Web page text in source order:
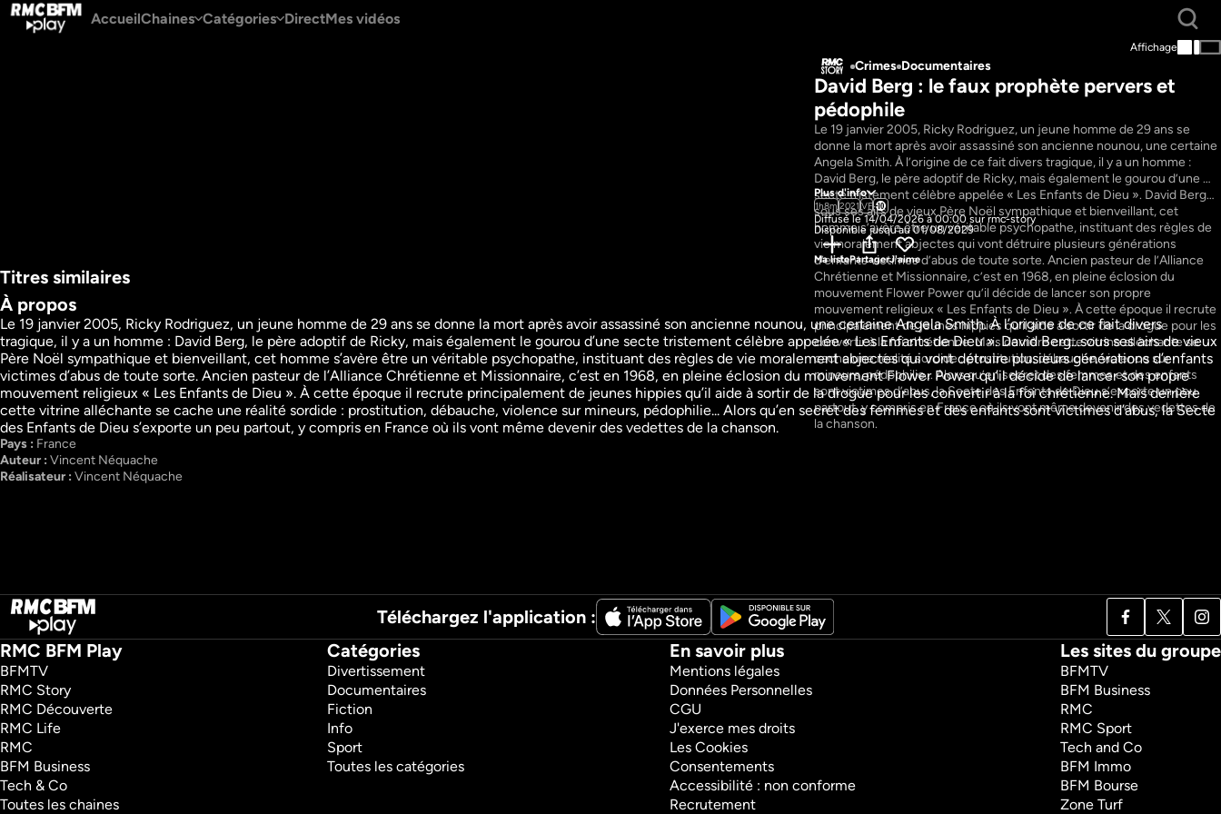
AccueilChaines Catégories DirectMes vidéos
Affichage
Crimes Documentaires
David Berg : le faux prophète pervers et
pédophile
Le 19 janvier 2005, Ricky Rodriguez, un jeune homme de 29 ans se
donne la mort après avoir assassiné son ancienne nounou, une certaine
Angela Smith. À l’origine de ce fait divers tragique, il y a un homme :
David Berg, le père adoptif de Ricky, mais également le gourou d’une
secte tristement célèbre appelée « Les Enfants de Dieu ». David Berg…
sous ses airs de vieux Père Noël sympathique et bienveillant, cet
homme s’avère être un véritable psychopathe, instituant des règles de
vie moralement abjectes qui vont détruire plusieurs générations
d’enfants victimes d’abus de toute sorte. Ancien pasteur de l’Alliance
Chrétienne et Missionnaire, c’est en 1968, en pleine éclosion du
mouvement Flower Power qu’il décide de lancer son propre
mouvement religieux « Les Enfants de Dieu ». À cette époque il recrute
principalement de jeunes hippies qu’il aide à sortir de la drogue pour les
convertir à la foi chrétienne. Mais derrière cette vitrine alléchante se
cache une réalité sordide : prostitution, débauche, violence sur
mineurs, pédophilie... Alors qu’en secret des femmes et des enfants
sont victimes d’abus, la Secte des Enfants de Dieu s’exporte un peu
partout, y compris en France où ils vont même devenir des vedettes de
la chanson.
Plus d'info
1h8m2021VF
Diffusé le 14/04/2026 à 00:00 sur rmc-story
Disponible jusqu'au 01/08/2029
Ma listePartagerJ'aime
Titres similaires
David Koresh : le
gourou polygame de
l'apocalypse
Crimes
Documentaires
59m VF
Regarder
Jim Jones : le pasteur
tyrannique aux 913
morts
Crimes
Documentaires
1h2mVF
Jim Jones : la vraie
histoire d'un gourou
meurtrier
Crimes
Documentaires
1h43mVF
Les sectes face à la
justice
Crimes
Documentaires
Gisèle Pelicot : au nom
de toutes les femmes
Crimes
Documentaires
1h6mVF
À propos
Le 19 janvier 2005, Ricky Rodriguez, un jeune homme de 29 ans se donne la mort après avoir assassiné son ancienne nounou, une certaine Angela Smith. À l’origine de ce fait divers
tragique, il y a un homme : David Berg, le père adoptif de Ricky, mais également le gourou d’une secte tristement célèbre appelée « Les Enfants de Dieu ». David Berg…sous ses airs de vieux
Père Noël sympathique et bienveillant, cet homme s’avère être un véritable psychopathe, instituant des règles de vie moralement abjectes qui vont détruire plusieurs générations d’enfants
victimes d’abus de toute sorte. Ancien pasteur de l’Alliance Chrétienne et Missionnaire, c’est en 1968, en pleine éclosion du mouvement Flower Power qu’il décide de lancer son propre
mouvement religieux « Les Enfants de Dieu ». À cette époque il recrute principalement de jeunes hippies qu’il aide à sortir de la drogue pour les convertir à la foi chrétienne. Mais derrière
cette vitrine alléchante se cache une réalité sordide : prostitution, débauche, violence sur mineurs, pédophilie... Alors qu’en secret des femmes et des enfants sont victimes d’abus, la Secte
des Enfants de Dieu s’exporte un peu partout, y compris en France où ils vont même devenir des vedettes de la chanson.
Pays : France
Auteur : Vincent Néquache
Réalisateur : Vincent Néquache
Téléchargez l'application :
RMC BFM Play
BFMTV
RMC Story
RMC Découverte
RMC Life
RMC
BFM Business
Tech & Co
Toutes les chaines
Catégories
Divertissement
Documentaires
Fiction
Info
Sport
Toutes les catégories
En savoir plus
Mentions légales
Données Personnelles
CGU
J'exerce mes droits
Les Cookies
Consentements
Accessibilité : non conforme
Recrutement
Les sites du groupe
BFMTV
BFM Business
RMC
RMC Sport
Tech and Co
BFM Immo
BFM Bourse
Zone Turf